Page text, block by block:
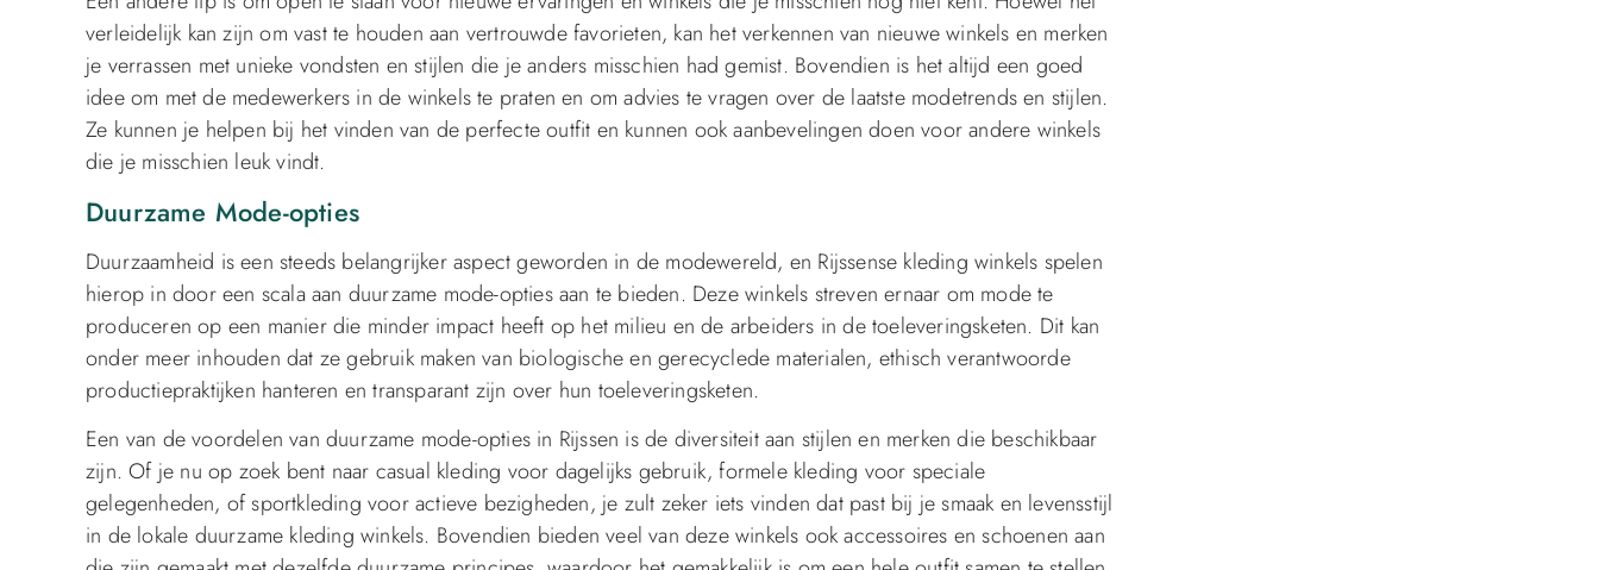
verleidelijk kan zijn om vast te houden aan vertrouwde favorieten, kan het verkennen van nieuwe winkels en merken
je verrassen met unieke vondsten en stijlen die je anders misschien had gemist. Bovendien is het altijd een goed
idee om met de medewerkers in de winkels te praten en om advies te vragen over de laatste modetrends en stijlen.
Ze kunnen je helpen bij het vinden van de perfecte outfit en kunnen ook aanbevelingen doen voor andere winkels
die je misschien leuk vindt.
Duurzame Mode-opties
Duurzaamheid is een steeds belangrijker aspect geworden in de modewereld, en Rijssense kleding winkels spelen
hierop in door een scala aan duurzame mode-opties aan te bieden. Deze winkels streven ernaar om mode te
produceren op een manier die minder impact heeft op het milieu en de arbeiders in de toeleveringsketen. Dit kan
onder meer inhouden dat ze gebruik maken van biologische en gerecyclede materialen, ethisch verantwoorde
productiepraktijken hanteren en transparant zijn over hun toeleveringsketen.
Een van de voordelen van duurzame mode-opties in Rijssen is de diversiteit aan stijlen en merken die beschikbaar
zijn. Of je nu op zoek bent naar casual kleding voor dagelijks gebruik, formele kleding voor speciale
gelegenheden, of sportkleding voor actieve bezigheden, je zult zeker iets vinden dat past bij je smaak en levensstijl
in de lokale duurzame kleding winkels. Bovendien bieden veel van deze winkels ook accessoires en schoenen aan